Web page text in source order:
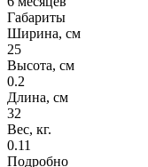
Габариты
Ширина, см
25
Высота, см
0.2
Длина, см
32
Вес, кг.
0.11
Подробно